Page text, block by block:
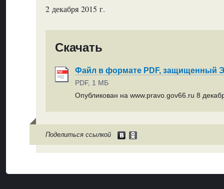
2 декабря 2015 г.
Скачать
Файл в формате PDF, защищенный
PDF, 1 МБ
Опубликован на www.pravo.gov66.ru 8
Поделиться ссылкой